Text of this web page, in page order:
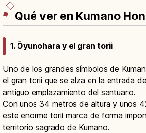
Qué ver en Kumano
1. Ōyunohara y el gran torii
Uno de los grandes símbolos de
el gran torii que se alza en la entrada
antiguo emplazamiento del santuario.
Con unos 34 metros de altura y unos
este enorme torii marca de forma
territorio sagrado de Kumano.